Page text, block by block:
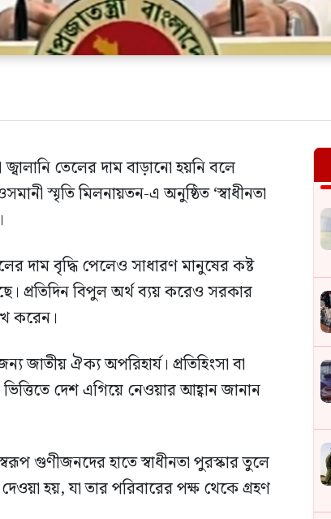
তেলের দাম বাড়ানো হয়নি বলে
স্মৃতি মিলনায়তন-এ অনুষ্ঠিত ‘স্বাধীনতা
দাম বৃদ্ধি পেলেও সাধারণ মানুষের কষ্ট
প্রতিদিন বিপুল অর্থ ব্যয় করেও সরকার
করেন।
জাতীয় ঐক্য অপরিহার্য। প্রতিহিংসা বা
দেশ এগিয়ে নেওয়ার আহ্বান জানান
গুণীজনদের হাতে স্বাধীনতা পুরস্কার তুলে
হয়, যা তার পরিবারের পক্ষ থেকে গ্রহণ